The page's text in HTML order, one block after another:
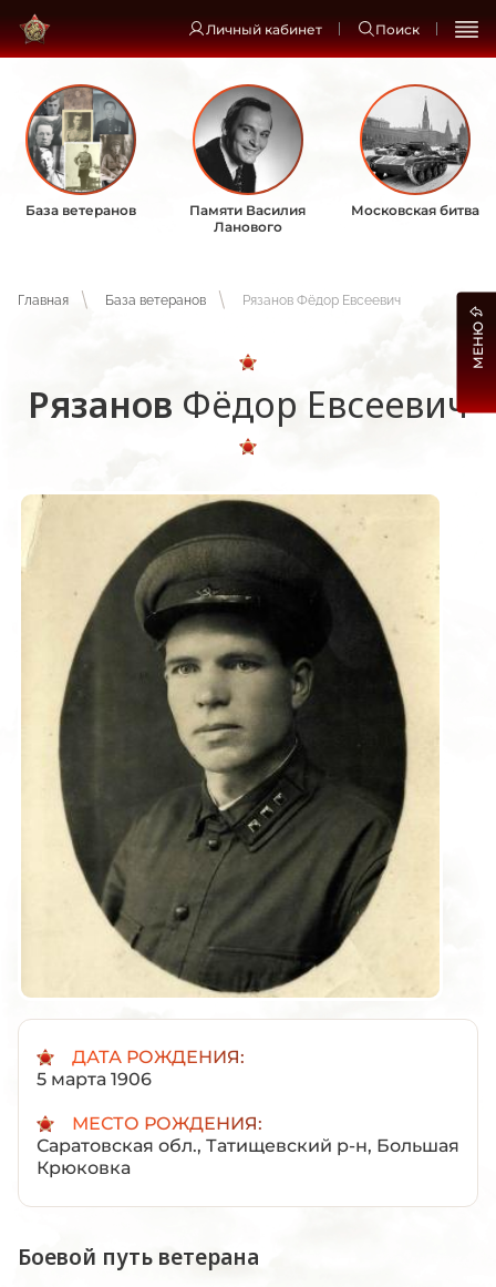
Личный кабинет Поиск
База ветеранов
Памяти Василия
Ланового
Московская битва
Главная База ветеранов Рязанов Фёдор Евсеевич
Рязанов Фёдор Евсеевич
ДАТА РОЖДЕНИЯ:
5 марта 1906
МЕСТО РОЖДЕНИЯ:
Саратовская обл., Татищевский р-н, Большая
Крюковка
Боевой путь ветерана
МЕНЮ